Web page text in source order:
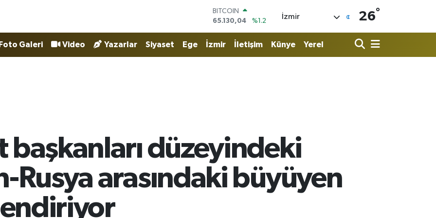
DOLAR
47,7106
%0.17
55,1652
%0.27
İzmir 26°
Foto Galeri Video Yazarlar Siyaset Ege İzmir İletişim Künye Yerel
başkanları düzeyindeki
Rusya arasındaki büyüyen